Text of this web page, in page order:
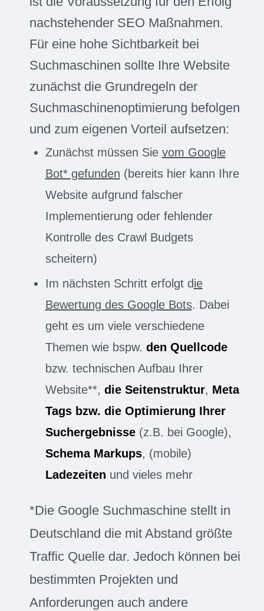
nachstehender SEO Maßnahmen.
Für eine hohe Sichtbarkeit bei
Suchmaschinen sollte Ihre Website
zunächst die Grundregeln der
Suchmaschinenoptimierung befolgen
und zum eigenen Vorteil aufsetzen:
Zunächst müssen Sie vom Google
Bot* gefunden (bereits hier kann Ihre
Website aufgrund falscher
Implementierung oder fehlender
Kontrolle des Crawl Budgets
scheitern)
Im nächsten Schritt erfolgt die
Bewertung des Google Bots. Dabei
geht es um viele verschiedene
Themen wie bspw. den Quellcode
bzw. technischen Aufbau Ihrer
Website**, die Seitenstruktur, Meta
Tags bzw. die Optimierung Ihrer
Suchergebnisse (z.B. bei Google),
Schema Markups, (mobile)
Ladezeiten und vieles mehr
*Die Google Suchmaschine stellt in
Deutschland die mit Abstand größte
Traffic Quelle dar. Jedoch können bei
bestimmten Projekten und
Anforderungen auch andere